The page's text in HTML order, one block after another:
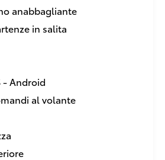
anabbagliante
in salita
- Android
al volante